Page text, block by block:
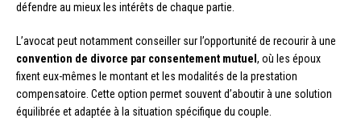
défendre au mieux les intérêts de chaque partie.
L’avocat peut notamment conseiller sur l’opportunité de recourir à une
convention de divorce par consentement mutuel , où les époux
fixent eux-mêmes le montant et les modalités de la prestation
compensatoire. Cette option permet souvent d’aboutir à une solution
équilibrée et adaptée à la situation spécifique du couple.